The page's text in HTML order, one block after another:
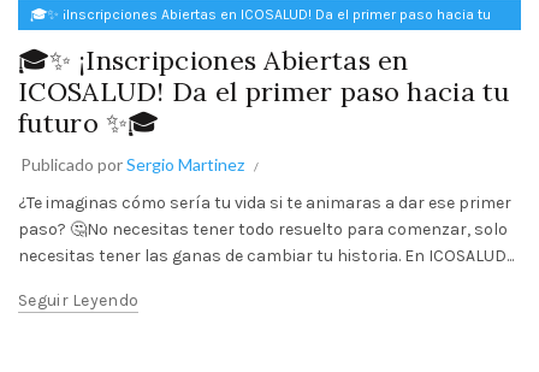
🎓✨ ¡Inscripciones Abiertas en ICOSALUD! Da el primer paso hacia tu
futuro ✨🎓
🎓✨ ¡Inscripciones Abiertas en
ICOSALUD! Da el primer paso hacia tu
futuro ✨🎓
Publicado porSergio Martinez
¿Te imaginas cómo sería tu vida si te animaras a dar ese primer
paso? 🤔No necesitas tener todo resuelto para comenzar, solo
necesitas tener las ganas de cambiar tu historia. En ICOSALUD...
Seguir Leyendo